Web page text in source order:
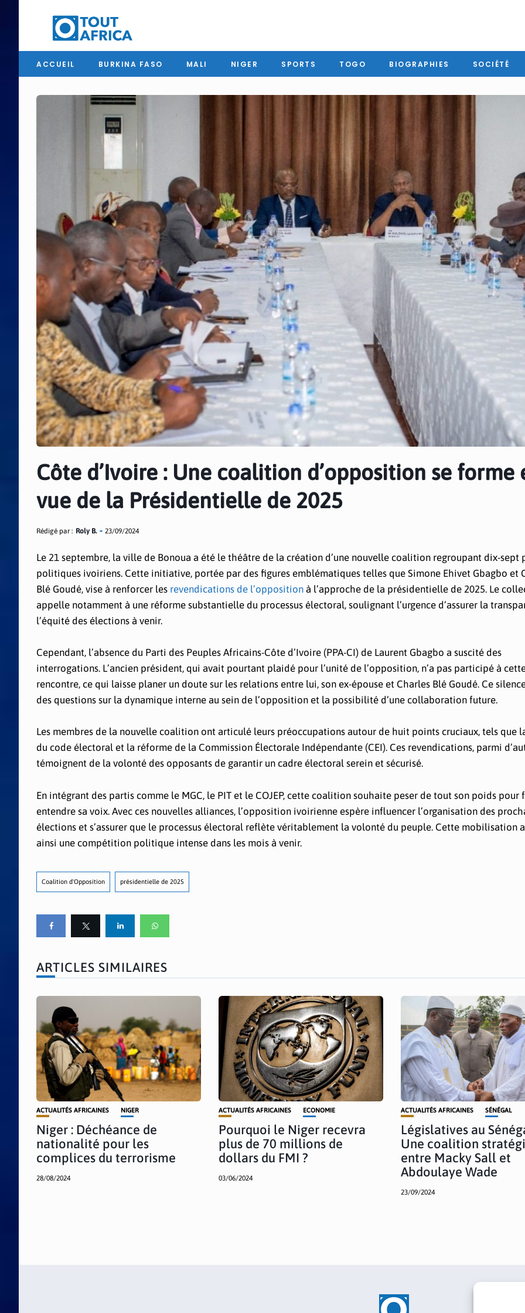
ACCUEIL BURKINA FASO MALI NIGER SPORTS TOGO BIOGRAPHIES SOCIÉTÉ
Côte d’Ivoire : Une coalition d’opposition se forme
vue de la Présidentielle de 2025
Rédigé par : Roly B. 23/09/2024
Le 21 septembre, la ville de Bonoua a été le théâtre de la création d’une nouvelle coalition regroupant dix-sept
politiques ivoiriens. Cette initiative, portée par des figures emblématiques telles que Simone Ehivet Gbagbo et
Blé Goudé, vise à renforcer les revendications de l’opposition à l’approche de la présidentielle de 2025. Le
appelle notamment à une réforme substantielle du processus électoral, soulignant l’urgence d’assurer la
l’équité des élections à venir.
Cependant, l’absence du Parti des Peuples Africains-Côte d’Ivoire (PPA-CI) de Laurent Gbagbo a suscité des
interrogations. L’ancien président, qui avait pourtant plaidé pour l’unité de l’opposition, n’a pas participé à
rencontre, ce qui laisse planer un doute sur les relations entre lui, son ex-épouse et Charles Blé Goudé. Ce
des questions sur la dynamique interne au sein de l’opposition et la possibilité d’une collaboration future.
Les membres de la nouvelle coalition ont articulé leurs préoccupations autour de huit points cruciaux, tels que
du code électoral et la réforme de la Commission Électorale Indépendante (CEI). Ces revendications, parmi
témoignent de la volonté des opposants de garantir un cadre électoral serein et sécurisé.
En intégrant des partis comme le MGC, le PIT et le COJEP, cette coalition souhaite peser de tout son poids pour
entendre sa voix. Avec ces nouvelles alliances, l’opposition ivoirienne espère influencer l’organisation des
élections et s’assurer que le processus électoral reflète véritablement la volonté du peuple. Cette mobilisation
ainsi une compétition politique intense dans les mois à venir.
Coalition d'Opposition présidentielle de 2025
ARTICLES SIMILAIRES
ACTUALITÉS AFRICAINES NIGER
Niger : Déchéance de
nationalité pour les
complices du terrorisme
28/08/2024
ACTUALITÉS AFRICAINES ECONOMIE
Pourquoi le Niger recevra
plus de 70 millions de
dollars du FMI ?
03/06/2024
ACTUALITÉS AFRICAINES SÉNÉGAL
Législatives au
Une coalition
entre Macky Sall et
Abdoulaye Wade
23/09/2024